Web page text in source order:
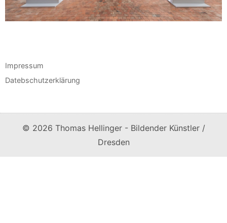
Impressum
Datebschutzerklärung
© 2026 Thomas Hellinger - Bildender Künstler /
Dresden